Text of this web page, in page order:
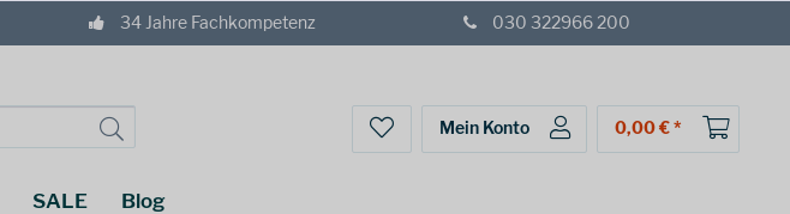
34 Jahre Fachkompetenz 030 322966 200
Mein Konto 0,00 € *
SALE Blog